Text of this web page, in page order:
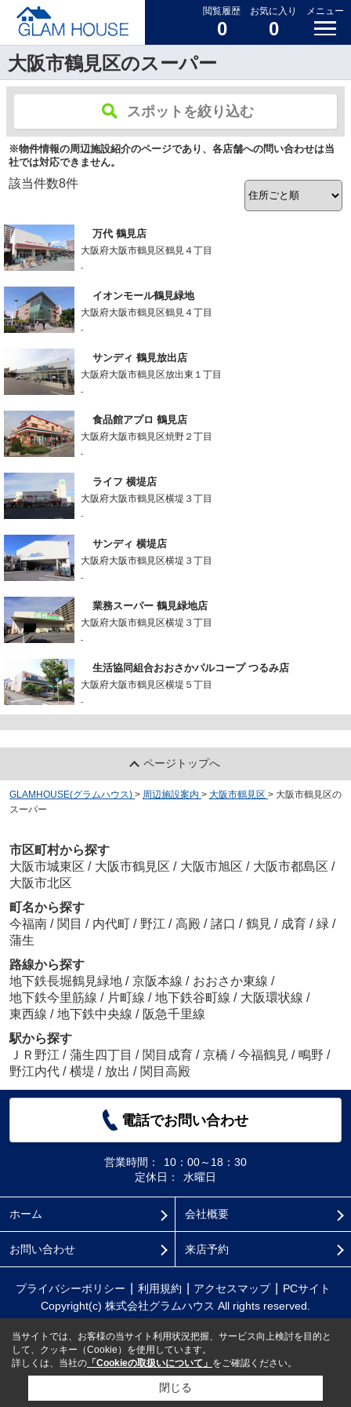
閲覧履歴
0
お気に入り
0
メニュー
大阪市鶴見区のスーパー
スポットを絞り込む
※物件情報の周辺施設紹介のページであり、各店舗への問い合わせは当
社では対応できません。
該当件数8件
万代 鶴見店
大阪府大阪市鶴見区鶴見４丁目
-
イオンモール鶴見緑地
大阪府大阪市鶴見区鶴見４丁目
-
サンディ 鶴見放出店
大阪府大阪市鶴見区放出東１丁目
-
食品館アプロ 鶴見店
大阪府大阪市鶴見区焼野２丁目
-
ライフ 横堤店
大阪府大阪市鶴見区横堤３丁目
-
サンディ 横堤店
大阪府大阪市鶴見区横堤３丁目
-
業務スーパー 鶴見緑地店
大阪府大阪市鶴見区横堤３丁目
-
生活協同組合おおさかパルコープ つるみ店
大阪府大阪市鶴見区横堤５丁目
-
ページトップへ
GLAMHOUSE(グラムハウス) > 周辺施設案内 > 大阪市鶴見区 > 大阪市鶴見区の
スーパー
市区町村から探す
大阪市城東区 / 大阪市鶴見区 / 大阪市旭区 / 大阪市都島区 /
大阪市北区
町名から探す
今福南 / 関目 / 内代町 / 野江 / 高殿 / 諸口 / 鶴見 / 成育 / 緑 /
蒲生
路線から探す
地下鉄長堀鶴見緑地 / 京阪本線 / おおさか東線 /
地下鉄今里筋線 / 片町線 / 地下鉄谷町線 / 大阪環状線 /
東西線 / 地下鉄中央線 / 阪急千里線
駅から探す
ＪＲ野江 / 蒲生四丁目 / 関目成育 / 京橋 / 今福鶴見 / 鴫野 /
野江内代 / 横堤 / 放出 / 関目高殿
電話でお問い合わせ
営業時間：
10：00～18：30
定休日：
水曜日
ホーム 会社概要
お問い合わせ 来店予約
プライバシーポリシー 利用規約 アクセスマップ
PCサイト
Copyright(c) 株式会社グラムハウス All rights reserved.
当サイトでは、お客様の当サイト利用状況把握、サービス向上検討を目的と
して、クッキー（Cookie）を使用しています。
詳しくは、当社の 「Cookieの取扱いについて」 をご確認ください。
閉じる